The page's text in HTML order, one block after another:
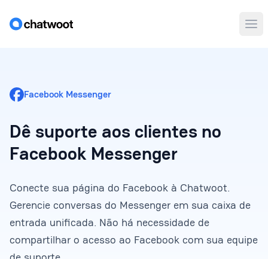
Facebook Messenger
Dê suporte aos clientes no
Facebook Messenger
Conecte sua página do Facebook à Chatwoot.
Gerencie conversas do Messenger em sua caixa de
entrada unificada. Não há necessidade de
compartilhar o acesso ao Facebook com sua equipe